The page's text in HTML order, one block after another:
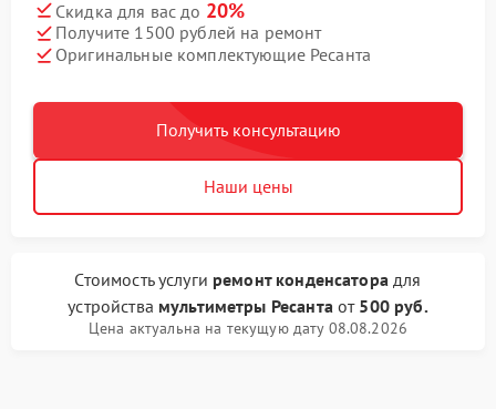
Скидка для вас до 20%
Получите 1500 рублей на ремонт
Оригинальные комплектующие Ресанта
Получить консультацию
Наши цены
Стоимость услуги ремонт конденсатора для
устройства мультиметры Ресанта от 500 руб.
Цена актуальна на текущую дату 08.08.2026